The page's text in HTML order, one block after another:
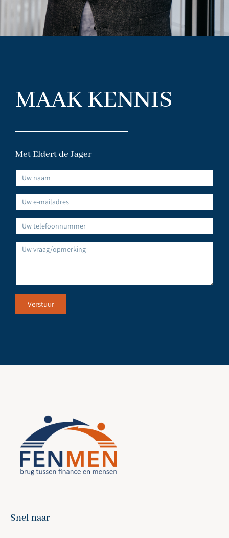
MAAK KENNIS
Met Eldert de Jager
Verstuur
Snel naar